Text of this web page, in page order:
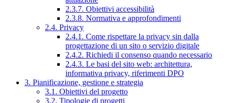
2.3.7. Obiettivi accessibilità
2.3.8. Normativa e approfondimenti
2.4. Privacy
2.4.1. Come rispettare la privacy sin dalla
progettazione di un sito o servizio digitale
2.4.2. Richiedi il consenso quando necessario
2.4.3. Le basi del sito web: architettura,
informativa privacy, riferimenti DPO
3. Pianificazione, gestione e strategia
3.1. Obiettivi del progetto
3.2. Tipologie di progetti